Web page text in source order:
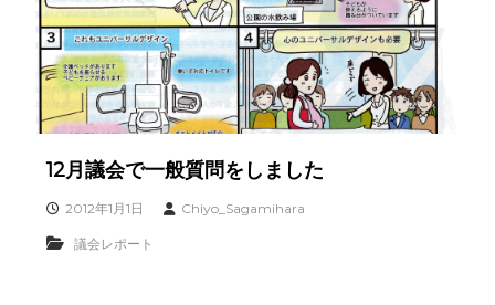
12月議会で一般質問をしました
2012年1月1日 Chiyo_Sagamihara
議会レポート